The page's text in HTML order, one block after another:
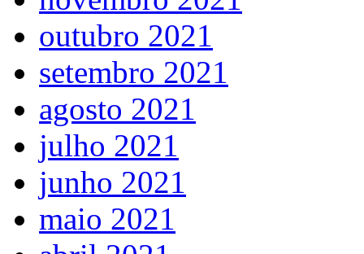
outubro 2021
setembro 2021
agosto 2021
julho 2021
junho 2021
maio 2021